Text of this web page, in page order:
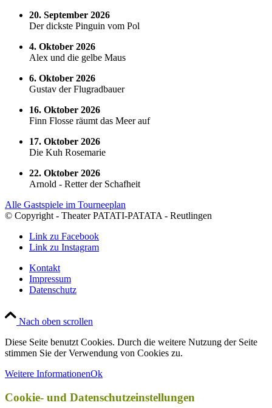
20. September 2026
Der dickste Pinguin vom Pol
4. Oktober 2026
Alex und die gelbe Maus
6. Oktober 2026
Gustav der Flugradbauer
16. Oktober 2026
Finn Flosse räumt das Meer auf
17. Oktober 2026
Die Kuh Rosemarie
22. Oktober 2026
Arnold - Retter der Schafheit
Alle Gastspiele im Tourneeplan
© Copyright - Theater PATATI-PATATA - Reutlingen
Link zu Facebook
Link zu Instagram
Kontakt
Impressum
Datenschutz
Nach oben scrollen
Diese Seite benutzt Cookies. Durch die weitere Nutzung der Seite
stimmen Sie der Verwendung von Cookies zu.
Weitere InformationenOk
Cookie- und Datenschutzeinstellungen